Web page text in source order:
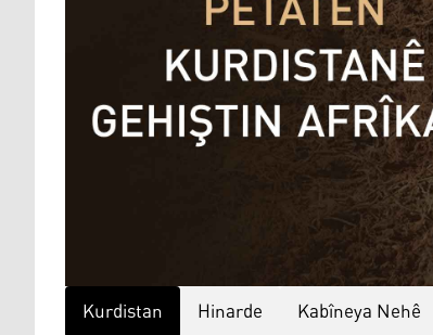
Kurdistan Hinarde Kabîneya Nehê